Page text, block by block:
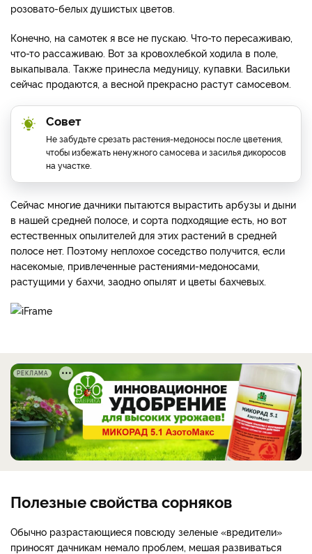
розовато-белых душистых цветов.
Конечно, на самотек я все не пускаю. Что-то пересаживаю,
что-то рассаживаю. Вот за кровохлебкой ходила в поле,
выкапывала. Также принесла медуницу, купавки. Васильки
сейчас продаются, а весной прекрасно растут самосевом.
Совет
Не забудьте срезать растения-медоносы после цветения,
чтобы избежать ненужного самосева и засилья дикоросов
на участке.
Сейчас многие дачники пытаются вырастить арбузы и дыни
в нашей средней полосе, и сорта подходящие есть, но вот
естественных опылителей для этих растений в средней
полосе нет. Поэтому неплохое соседство получится, если
насекомые, привлеченные растениями-медоносами,
растущими у бахчи, заодно опылят и цветы бахчевых.
РЕКЛАМА
Полезные свойства сорняков
Обычно разрастающиеся повсюду зеленые «вредители»
приносят дачникам немало проблем, мешая развиваться